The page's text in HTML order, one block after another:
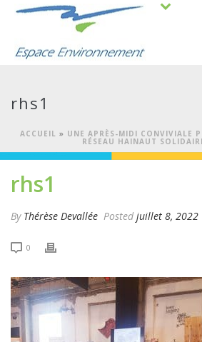
rhs1
ACCUEIL » UNE APRÈS-MIDI CONVIVIALE
RÉSEAU HAINAUT
rhs1
By Thérèse Devallée Posted juillet 8, 2022
0